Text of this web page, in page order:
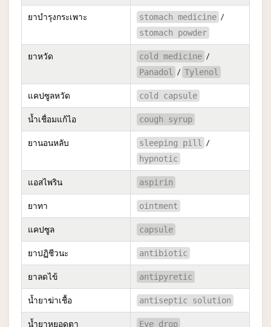
ยาบำรุงกระเพาะ stomach medicine /
stomach powder
ยาหวัด cold medicine /
Panadol / Tylenol
แคปซูลหวัด cold capsule
น้ำเชื่อมแก้ไอ cough syrup
ยานอนหลับ sleeping pill /
hypnotic
แอสไพริน aspirin
ยาทา ointment
แคปซูล capsule
ยาปฏิชีวนะ antibiotic
ยาลดไข้ antipyretic
น้ำยาฆ่าเชื้อ antiseptic solution
น้ำยาหยอดตา Eye drop